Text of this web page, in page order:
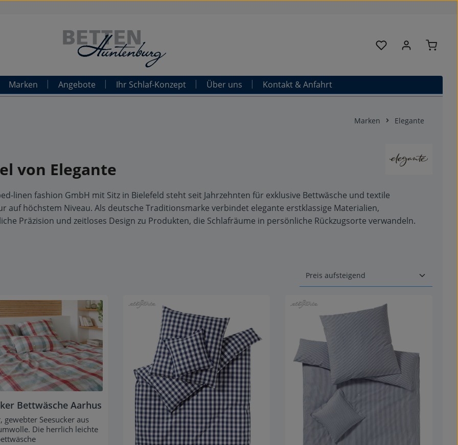
Du hast 0 Produkte
Marken Angebote Ihr Schlaf-Konzept Über uns Kontakt & Anfahrt
Marken Elegante
von Elegante
linen fashion GmbH mit Sitz in Bielefeld steht seit Jahrzehnten für exklusive Bettwäsche und textile
auf höchstem Niveau. Als deutsche Traditionsmarke verbindet elegante erstklassige Materialien,
Präzision und zeitloses Design zu Produkten, die Schlafräume in persönliche Rückzugsorte verwandeln.
Bettwäsche Aarhus
gewebter Seesucker aus
Die herrlich leichte